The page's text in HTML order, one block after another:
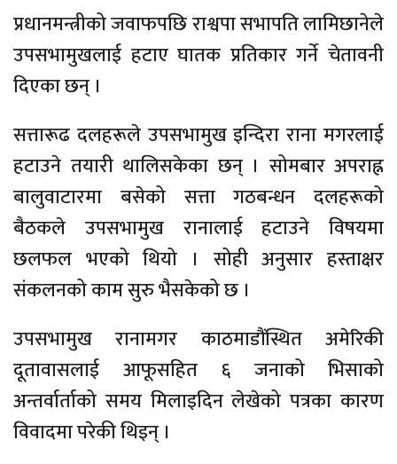
प्रधानमन्त्रीको जवाफपछि राश्वपा सभापति लामिछानेले
उपसभामुखलाई हटाए घातक प्रतिकार गर्ने चेतावनी
दिएका छन् ।
सत्तारूढ दलहरूले उपसभामुख इन्दिरा राना मगरलाई
हटाउने तयारी थालिसकेका छन् । सोमबार अपराह्न
बालुवाटारमा बसेको सत्ता गठबन्धन दलहरूको
बैठकले उपसभामुख रानालाई हटाउने विषयमा
छलफल भएको थियो । सोही अनुसार हस्ताक्षर
संकलनको काम सुरु भैसकेको छ ।
उपसभामुख रानामगर काठमाडौंस्थित अमेरिकी
दूतावासलाई आफूसहित ६ जनाको भिसाको
अन्तर्वार्ताको समय मिलाइदिन लेखेको पत्रका कारण
विवादमा परेकी थिइन् ।